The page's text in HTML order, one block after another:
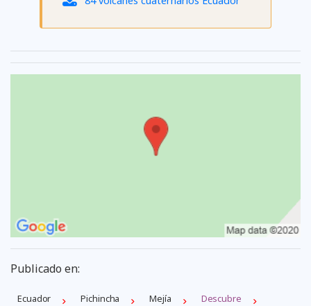
Publicado en:
Ecuador Pichincha Mejí­a
Descubre